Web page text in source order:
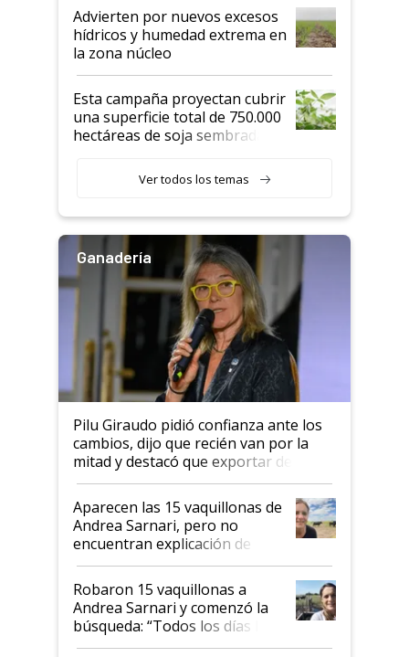
Advierten por nuevos excesos
hídricos y humedad extrema en
la zona núcleo
Esta campaña proyectan cubrir
una superficie total de 750.000
hectáreas de soja sembradas
variedades que marcan un
salto tecnológico en genética y
Ver todos los temas
Ganadería
Pilu Giraudo pidió confianza ante los
cambios, dijo que recién van por la
mitad y destacó que exportar dejó de
ser "para unos pocos": "Tenemos un
mandato muy claro del gobierno
nacional"
Aparecen las 15 vaquillonas de
Andrea Sarnari, pero no
encuentran explicación de
cómo llegaron allí
Robaron 15 vaquillonas a
Andrea Sarnari y comenzó la
búsqueda: “Todos los días le
toca a algún productor”